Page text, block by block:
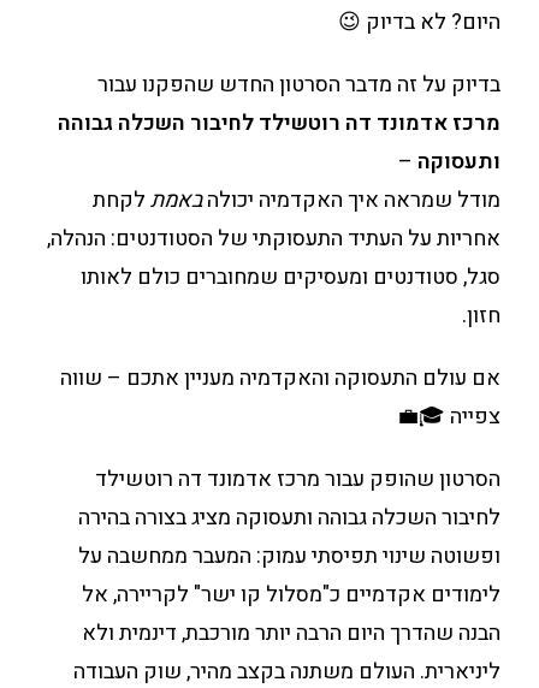
היום? לא בדיוק 😉
בדיוק על זה מדבר הסרטון החדש שהפקנו עבור
מרכז אדמונד דה רוטשילד לחיבור השכלה גבוהה
ותעסוקה –
מודל שמראה איך האקדמיה יכולהבאמתלקחת
אחריות על העתיד התעסוקתי של הסטודנטים: הנהלה,
סגל, סטודנטים ומעסיקים שמחוברים כולם לאותו
חזון.
אם עולם התעסוקה והאקדמיה מעניין אתכם – שווה
צפייה 🎓💼
הסרטון שהופק עבור מרכז אדמונד דה רוטשילד
לחיבור השכלה גבוהה ותעסוקה מציג בצורה בהירה
ופשוטה שינוי תפיסתי עמוק: המעבר ממחשבה על
לימודים אקדמיים כ"מסלול קו ישר" לקריירה, אל
הבנה שהדרך היום הרבה יותר מורכבת, דינמית ולא
ליניארית. העולם משתנה בקצב מהיר, שוק העבודה